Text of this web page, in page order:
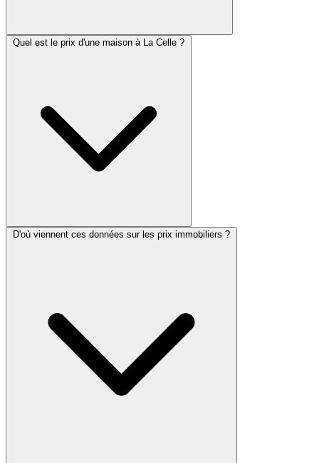
Quel est le prix d'une maison à La Celle ?
D'où viennent ces données sur les prix immobiliers ?